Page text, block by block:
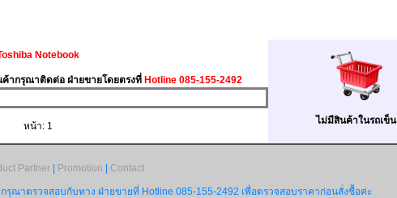
Notebook
ค้ากรุณาติดต่อ ฝ่ายขายโดยตรงที่ Hotline 085-155-2492
หน้า: 1 ไม่มีสินค้าในรถเข็น
Partner Promotion Contact
รุณาตรวจสอบกับทาง ฝ่ายขายที่ Hotline 085-155-2492 เพื่อตรวจสอบราคาก่อนสั่งซื้อค่ะ